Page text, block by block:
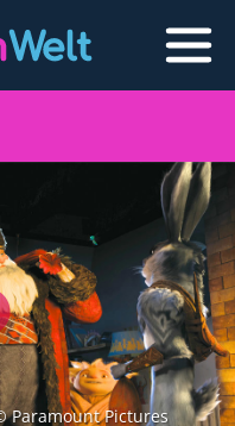
Paramount Pictures